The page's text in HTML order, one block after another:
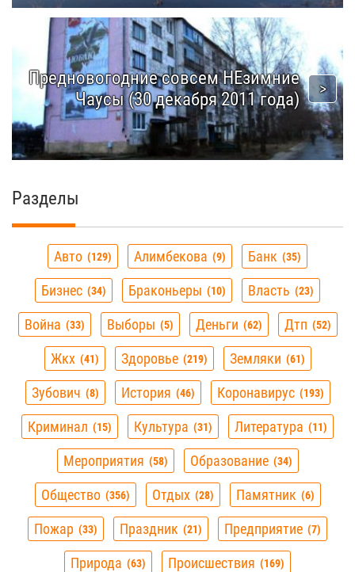
Предновогодние совсем НЕзимние
Чаусы (30 декабря 2011 года)
Разделы
Авто 129 Алимбекова 9 Банк 35
Бизнес 34 Браконьеры 10 Власть 23
Война 33 Выборы 5 Деньги 62 Дтп 52
Жкх 41 Здоровье 219 Земляки 61
Зубович 8 История 46 Коронавирус 193
Криминал 15 Культура 31 Литература 11
Мероприятия 58 Образование 34
Общество 356 Отдых 28 Памятник 6
Пожар 33 Праздник 21 Предприятие 7
Природа 63 Происшествия 169